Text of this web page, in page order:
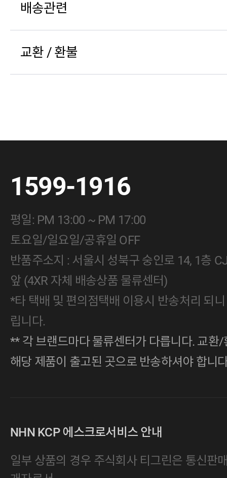
배송관련
교환 / 환불
1599-1916
평일: PM 13:00 ~ PM 17:00
토요일/일요일/공휴일 OFF
반품주소지 : 서울시 성북구 숭인로 14, 1층
앞 (4XR 자체 배송상품 물류센터)
*타 택배 및 편의점택배 이용시 반송처리 되
립니다.
** 각 브랜드마다 물류센터가 다릅니다. 교환
해당 제품이 출고된 곳으로 반송하셔야 합니
NHN KCP 에스크로서비스 안내
일부 상품의 경우 주식회사 티그린은 통신판